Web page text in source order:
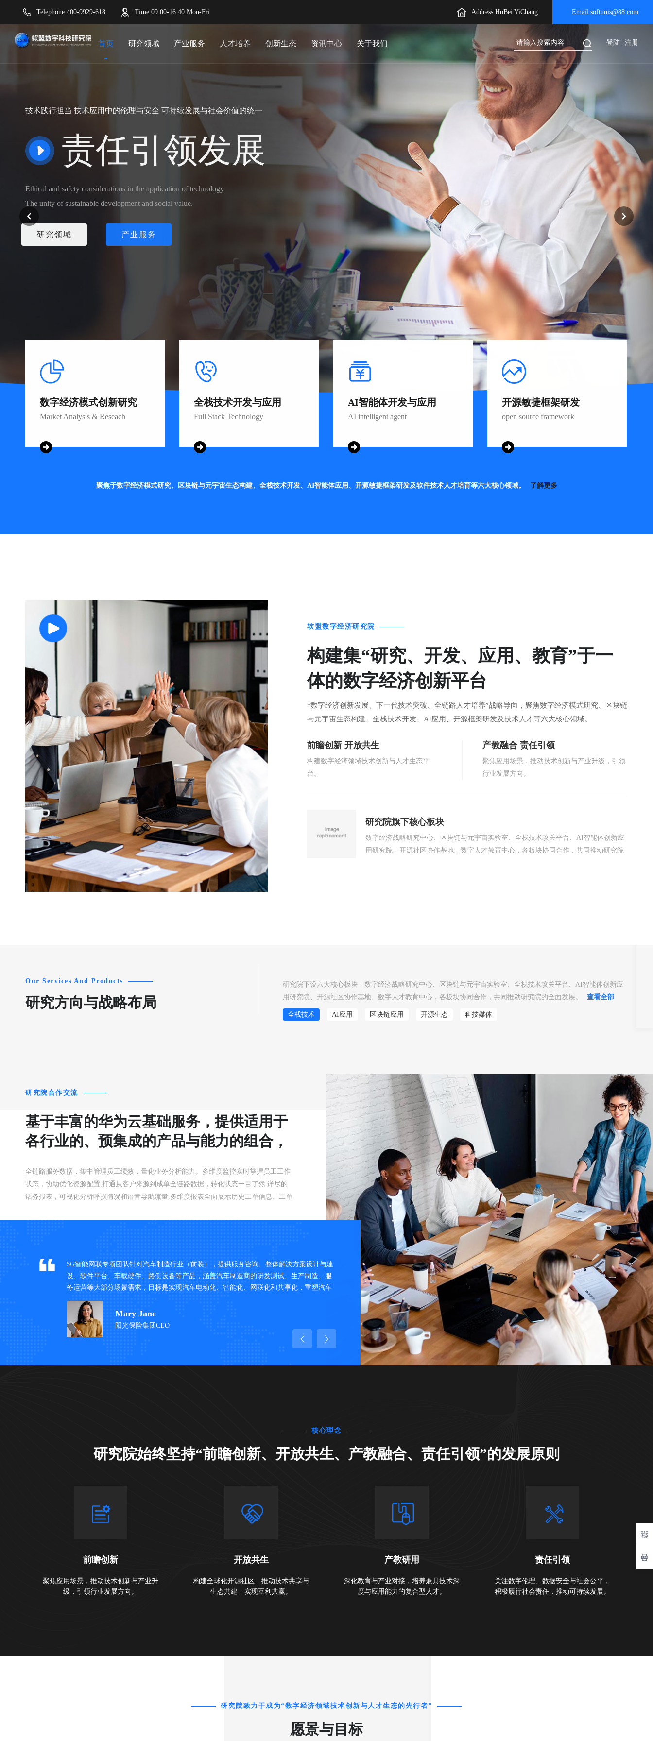
Telephone:400-9929-618 Time:09:00-16:40 Mon-Fri Address:HuBei YiChang Email:softunis@88.com
首页 研究领域 产业服务 人才培养 创新生态 资讯中心 关于我们 登陆 注册
技术践行担当 技术应用中的伦理与安全 可持续发展与社会价值的统一
责任引领发展
Ethical and safety considerations in the application of technology
The unity of sustainable development and social value.
研究领域 产业服务
数字经济模式创新研究
Market Analysis & Reseach
全栈技术开发与应用
Full Stack Technology
AI智能体开发与应用
AI intelligent agent
开源敏捷框架研发
open source framework
聚焦于数字经济模式研究、区块链与元宇宙生态构建、全栈技术开发、AI智能体应用、开源敏捷框架研发及软件技术人才培育等六大核心领域。 了解更多
软盟数字经济研究院
构建集“研究、开发、应用、教育”于一
体的数字经济创新平台
“数字经济创新发展、下一代技术突破、全链路人才培养”战略导向，聚焦数字经济模式研究、区块链
与元宇宙生态构建、全栈技术开发、AI应用、开源框架研发及技术人才等六大核心领域。
前瞻创新 开放共生
构建数字经济领域技术创新与人才生态平
台。
产教融合 责任引领
聚焦应用场景，推动技术创新与产业升级，引领
行业发展方向。
研究院旗下核心板块
数字经济战略研究中心、区块链与元宇宙实验室、全栈技术攻关平台、AI智能体创新应
用研究院、开源社区协作基地、数字人才教育中心，各板块协同合作，共同推动研究院
Our Services And Products
研究方向与战略布局
研究院下设六大核心板块：数字经济战略研究中心、区块链与元宇宙实验室、全栈技术攻关平台、AI智能体创新应
用研究院、开源社区协作基地、数字人才教育中心，各板块协同合作，共同推动研究院的全面发展。
查看全部
全栈技术 AI应用 区块链应用 开源生态 科技媒体
研究院合作交流
基于丰富的华为云基础服务，提供适用于
各行业的、预集成的产品与能力的组合，
全链路服务数据，集中管理员工绩效，量化业务分析能力。多维度监控实时掌握员工工作
状态，协助优化资源配置,打通从客户来源到成单全链路数据，转化状态一目了然.详尽的
话务报表，可视化分析呼损情况和语音导航流量,多维度报表全面展示历史工单信息、工单
5G智能网联专项团队针对汽车制造行业（前装），提供服务咨询、整体解决方案设计与建
设、软件平台、车载硬件、路侧设备等产品，涵盖汽车制造商的研发测试、生产制造、服
务运营等大部分场景需求，目标是实现汽车电动化、智能化、网联化和共享化，重塑汽车
产业格局，推动产业模式重组。
Mary Jane
阳光保险集团
10月16日，IDC中国举办第五届中国数字化转型领军用户颁奖典礼，大众交通（集团）股
份有限公司（以下简称“大众交通”）荣获 IDC 中国数字化转型优秀奖，充分肯定了大众交
通在智慧交通领域的前瞻性理念与创新性实践。
Michael Harper
大众交通（集团）股份有限公司
核心理念
研究院始终坚持“前瞻创新、开放共生、产教融合、责任引领”的发展原则
前瞻创新
聚焦应用场景，推动技术创新与产业升
级，引领行业发展方向。
开放共生
构建全球化开源社区，推动技术共享与
生态共建，实现互利共赢。
产教研用
深化教育与产业对接，培养兼具技术深
度与应用能力的复合型人才。
责任引领
关注数字伦理、数据安全与社会公平，
积极履行社会责任，推动可持续发展。
研究院致力于成为“数字经济领域技术创新与人才生态的先行者”
愿景与目标